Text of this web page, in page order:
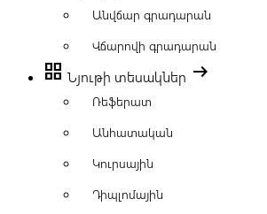
Անվճար գրադարան
Վճարովի գրադարան
grid_view Նյութի տեսակներ arrow_right_alt
Ռեֆերատ
Անհատական
Կուրսային
Դիպլոմային